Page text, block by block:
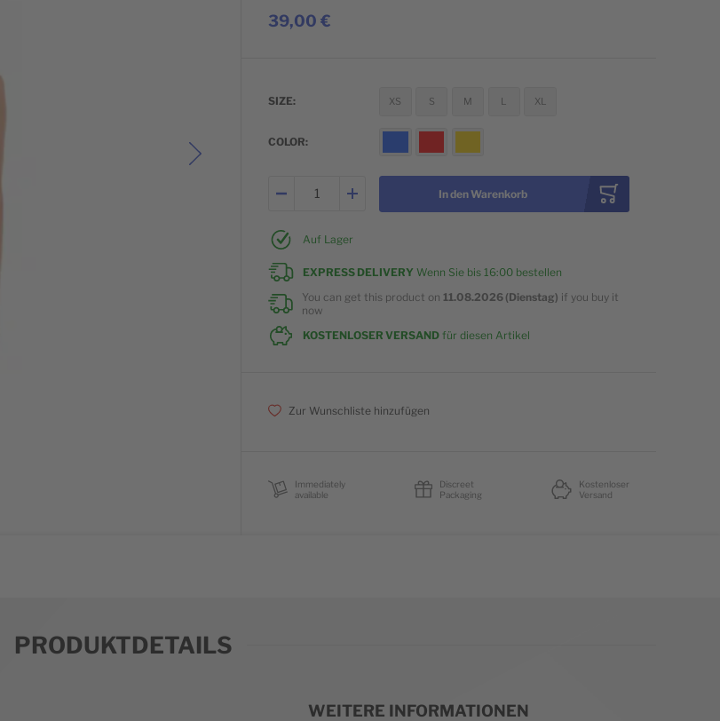
39,00 €
SIZE XS S M L XL
COLOR
In den Warenkorb
Auf Lager
EXPRESS DELIVERY Wenn Sie bis 16:00bestellen
You can get this product on 11.08.2026 (Dienstag) if you buy it
now
KOSTENLOSER VERSAND für diesen Artikel
Zur Wunschliste hinzufügen
Immediately
available
Discreet
Packaging
Kostenloser
Versand
PRODUKTDETAILS
WEITERE INFORMATIONEN